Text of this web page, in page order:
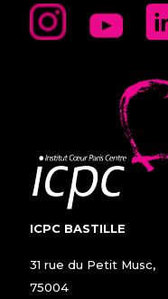
ICPC BASTILLE
31 rue du Petit Musc,
75004